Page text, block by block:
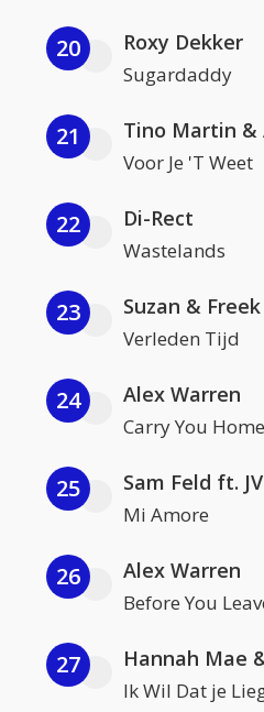
20 Roxy Dekker
Sugardaddy
21 Tino Martin &
Voor Je 'T Weet
22 Di-Rect
Wastelands
23 Suzan & Freek
Verleden Tijd
24 Alex Warren
Carry You Home
25 Sam Feld ft.
Mi Amore
26 Alex Warren
Before You
27 Hannah Mae
Ik Wil Dat je